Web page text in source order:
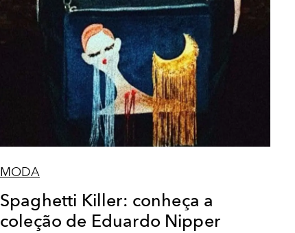
MODA
Spaghetti Killer: conheça a
coleção de Eduardo Nipper